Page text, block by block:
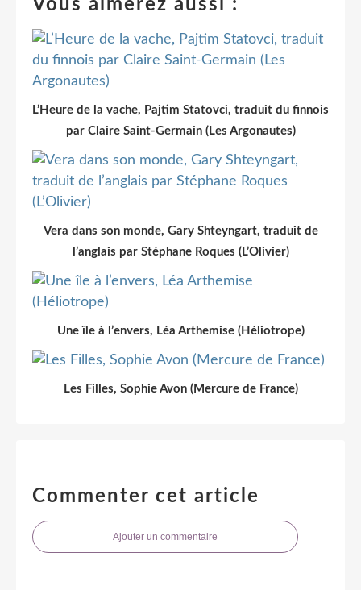
Vous aimerez aussi :
L’Heure de la vache, Pajtim Statovci, traduit du finnois
par Claire Saint-Germain (Les Argonautes)
Vera dans son monde, Gary Shteyngart, traduit de
l’anglais par Stéphane Roques (L’Olivier)
Une île à l’envers, Léa Arthemise (Héliotrope)
Les Filles, Sophie Avon (Mercure de France)
Commenter cet article
Ajouter un commentaire